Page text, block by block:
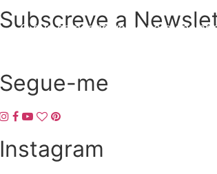
O que comer no verão para apoiar
Subscreve a
Segue-me
Instagram